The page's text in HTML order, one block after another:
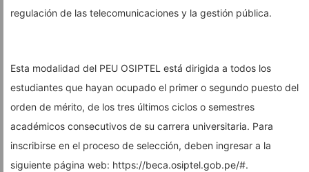
regulación de las telecomunicaciones y la gestión pública.
Esta modalidad del PEU OSIPTEL está dirigida a todos los
estudiantes que hayan ocupado el primer o segundo puesto del
orden de mérito, de los tres últimos ciclos o semestres
académicos consecutivos de su carrera universitaria. Para
inscribirse en el proceso de selección, deben ingresar a la
siguiente página web: https://beca.osiptel.gob.pe/#.